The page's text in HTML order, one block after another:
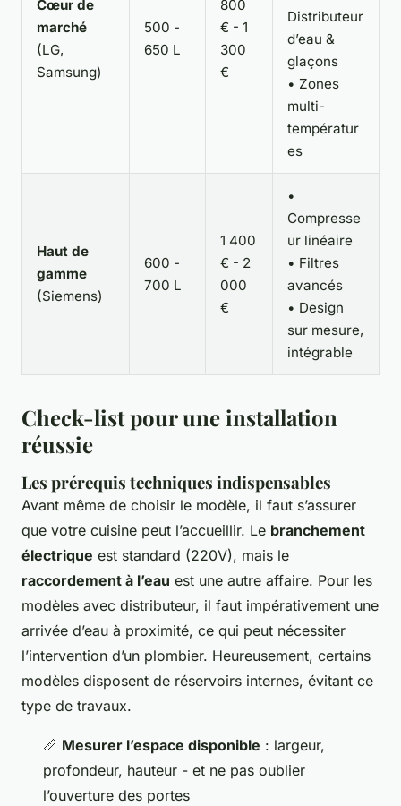
Cœur de
marché
(LG,
Samsung)
500 -
650 L
800
€ - 1
300
€
Distributeur
d’eau &
glaçons
• Zones
multi-
températur
es
Haut de
gamme
(Siemens)
600 -
700 L
1 400
€ - 2
000
€
•
Compresse
ur linéaire
• Filtres
avancés
• Design
sur mesure,
intégrable
Check-list pour une installation
réussie
Les prérequis techniques indispensables
Avant même de choisir le modèle, il faut s’assurer
que votre cuisine peut l’accueillir. Le branchement
électrique est standard (220V), mais le
raccordement à l’eau est une autre affaire. Pour les
modèles avec distributeur, il faut impérativement une
arrivée d’eau à proximité, ce qui peut nécessiter
l’intervention d’un plombier. Heureusement, certains
modèles disposent de réservoirs internes, évitant ce
type de travaux.
📏 Mesurer l’espace disponible : largeur,
profondeur, hauteur - et ne pas oublier
l’ouverture des portes